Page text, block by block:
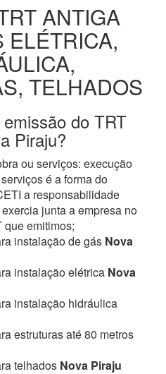
ANTIGA
ELÉTRICA,
TELHADOS
do TRT
Piraju?
ou serviços: execução
é a forma do
a responsabilidade
junta a empresa no
emitimos;
instalação de gás Nova
instalação elétrica Nova
instalação hidráulica
estruturas até 80 metros
telhados Nova Piraju